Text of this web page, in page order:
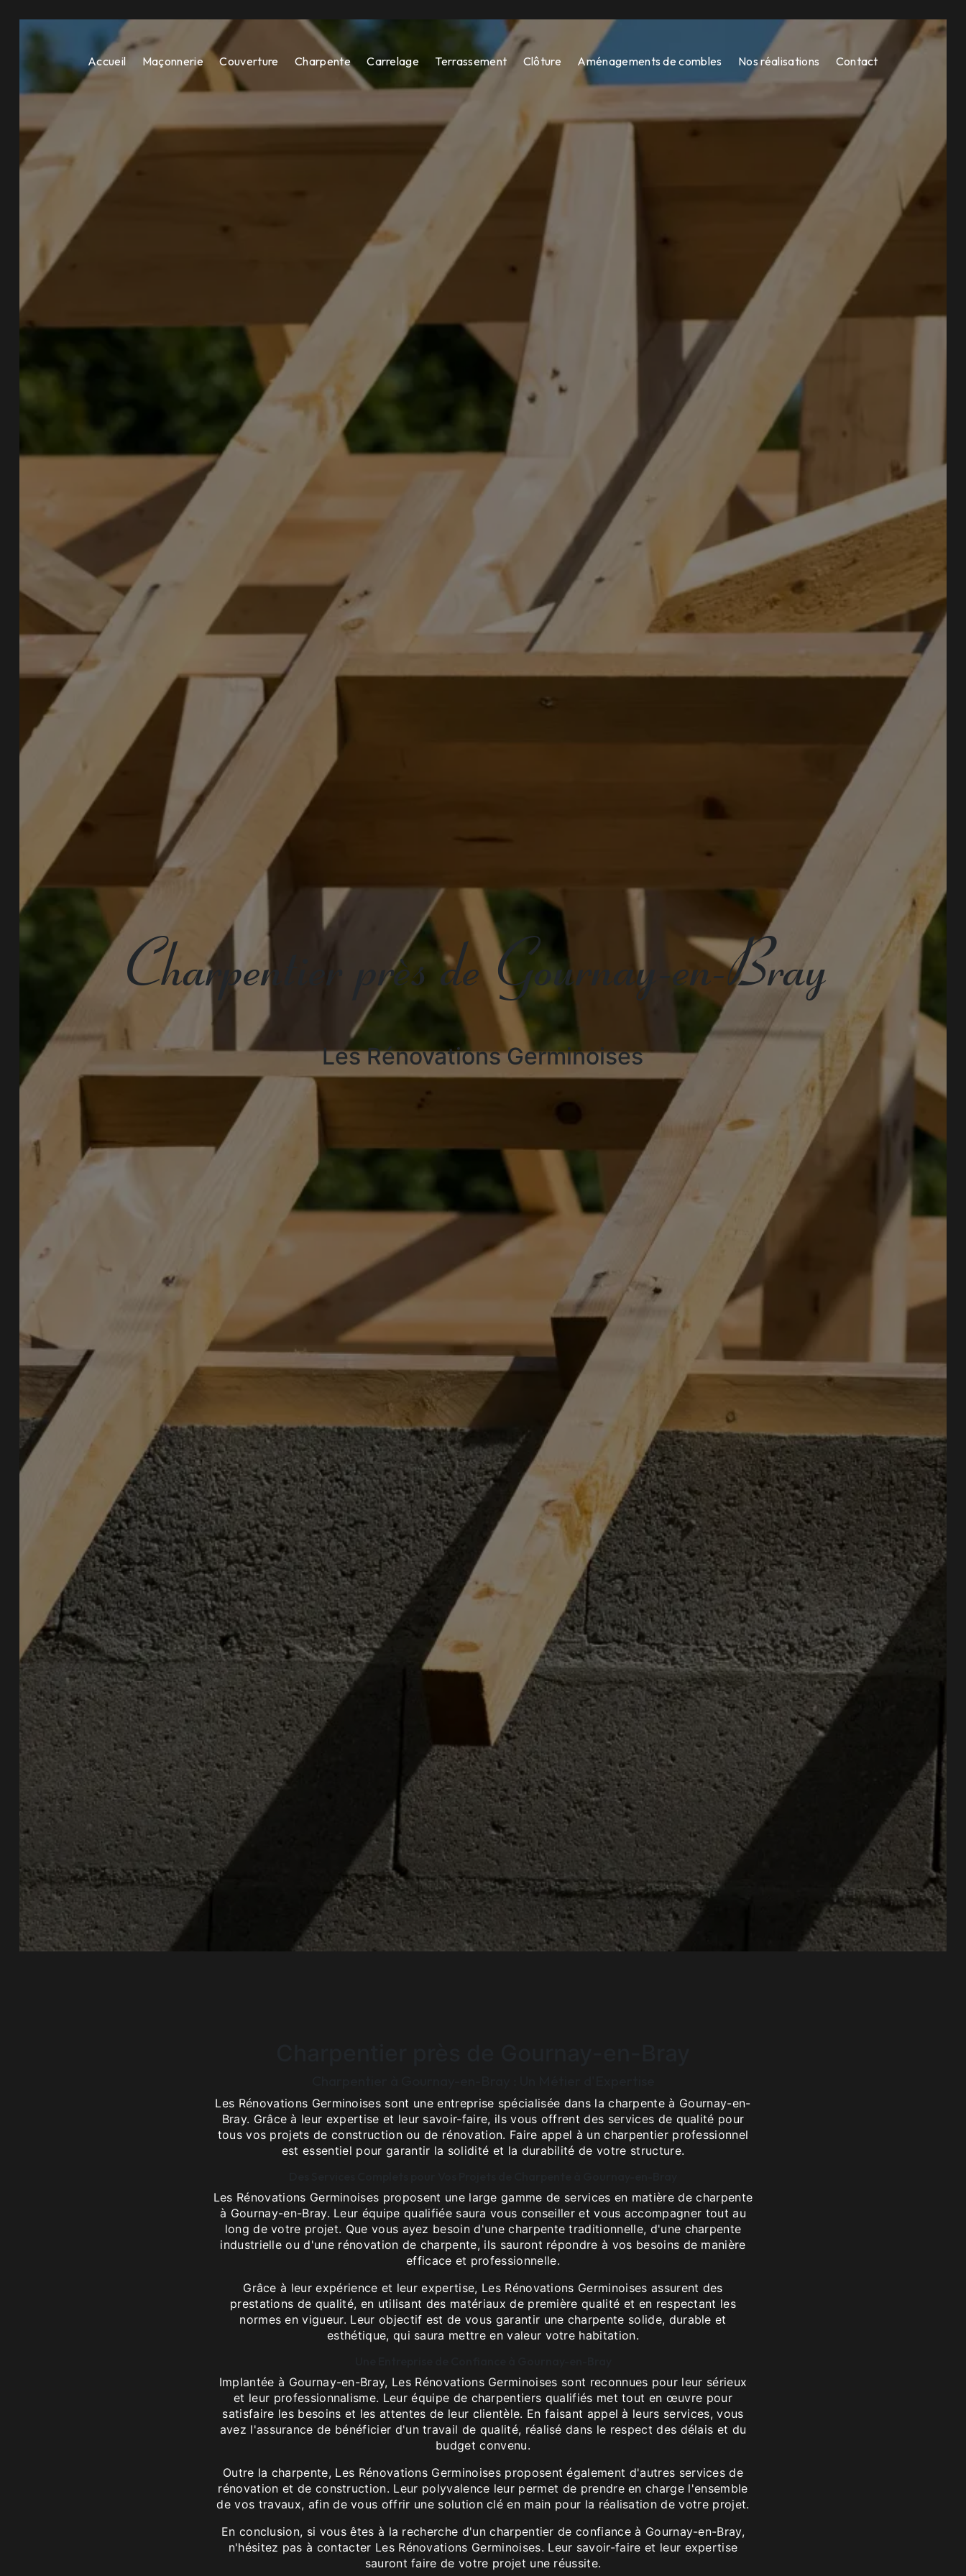
Accueil Maçonnerie Couverture Charpente Carrelage Terrassement Clôture Aménagements de combles Nos réalisations Contact
Charpentier près de Gournay-en-Bray
Les Rénovations Germinoises
Les Rénovations Germinoises sont une entreprise spécialisée dans la charpente à Gournay-en-
Bray. Grâce à leur expertise et leur savoir-faire, ils vous offrent des services de qualité pour
tous vos projets de construction ou de rénovation. Faire appel à un charpentier professionnel
est essentiel pour garantir la solidité et la durabilité de votre structure.
Les Rénovations Germinoises proposent une large gamme de services en matière de charpente
à Gournay-en-Bray. Leur équipe qualifiée saura vous conseiller et vous accompagner tout au
long de votre projet. Que vous ayez besoin d'une charpente traditionnelle, d'une charpente
industrielle ou d'une rénovation de charpente, ils sauront répondre à vos besoins de manière
efficace et professionnelle.
Grâce à leur expérience et leur expertise, Les Rénovations Germinoises assurent des
prestations de qualité, en utilisant des matériaux de première qualité et en respectant les
normes en vigueur. Leur objectif est de vous garantir une charpente solide, durable et
esthétique, qui saura mettre en valeur votre habitation.
Implantée à Gournay-en-Bray, Les Rénovations Germinoises sont reconnues pour leur sérieux
et leur professionnalisme. Leur équipe de charpentiers qualifiés met tout en œuvre pour
satisfaire les besoins et les attentes de leur clientèle. En faisant appel à leurs services, vous
avez l'assurance de bénéficier d'un travail de qualité, réalisé dans le respect des délais et du
budget convenu.
Outre la charpente, Les Rénovations Germinoises proposent également d'autres services de
rénovation et de construction. Leur polyvalence leur permet de prendre en charge l'ensemble
de vos travaux, afin de vous offrir une solution clé en main pour la réalisation de votre projet.
En conclusion, si vous êtes à la recherche d'un charpentier de confiance à Gournay-en-Bray,
n'hésitez pas à contacter Les Rénovations Germinoises. Leur savoir-faire et leur expertise
sauront faire de votre projet une réussite.